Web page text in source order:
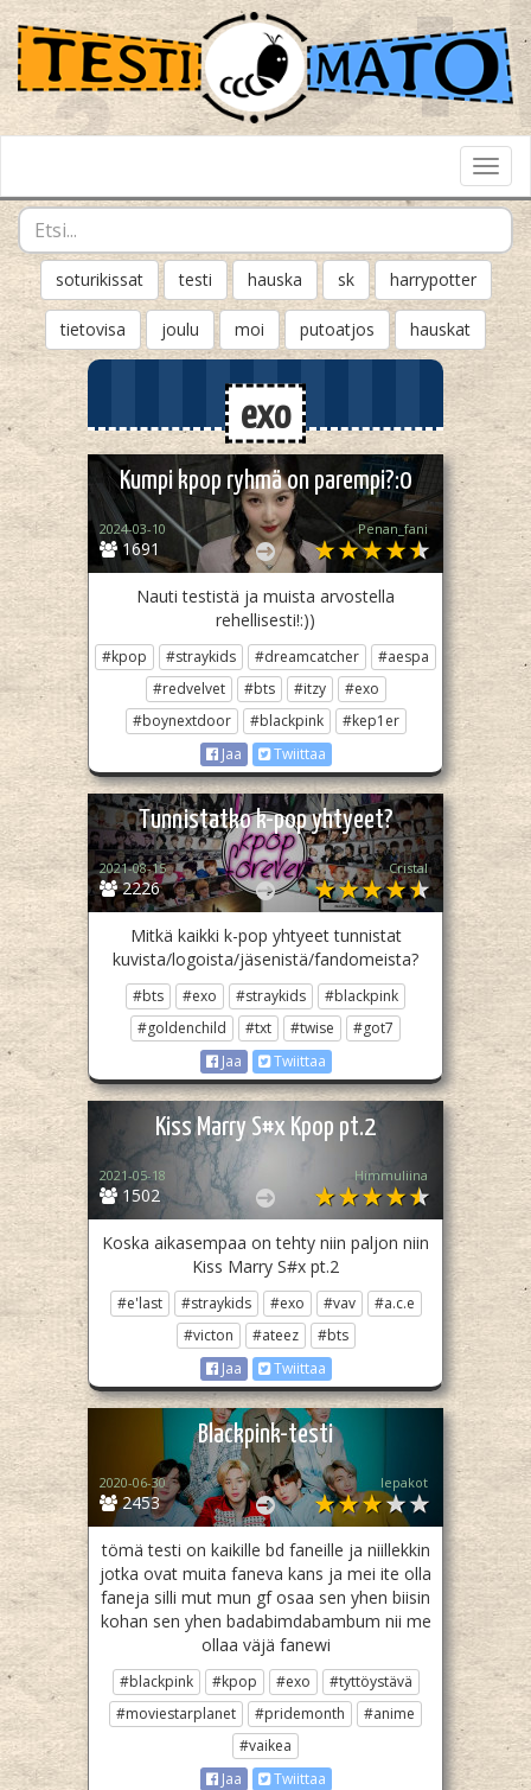
soturikissat testi hauska sk harrypotter
tietovisa joulu moi putoatjos hauskat
exo
Kumpi kpop ryhmä on parempi?:0
1691
2024-03-10 Penan_fani
Nauti testistä ja muista arvostella
rehellisesti!:))
#kpop #straykids #dreamcatcher
#aespa
#redvelvet
#bts #itzy
#exo
#boynextdoor
#blackpink
#kep1er
Jaa
Twiittaa
Tunnistatko k-pop yhtyeet?
2226
2021-08-15 Cristal
Mitkä kaikki k-pop yhtyeet tunnistat
kuvista/logoista/jäsenistä/fandomeista?
#bts #exo #straykids
#blackpink
#goldenchild
#txt #twise
#got7
Jaa
Twiittaa
Kiss Marry S#x Kpop pt.2
1502
2021-05-18 Himmuliina
Koska aikasempaa on tehty niin paljon niin
Kiss Marry S#x pt.2
#e'last #straykids #exo #vav
#a.c.e
#victon
#ateez
#bts
Jaa
Twiittaa
Blackpink-testi
2453
2020-06-30 lepakot
tömä testi on kaikille bd faneille ja niillekkin
jotka ovat muita faneva kans ja mei ite olla
faneja silli mut mun gf osaa sen yhen biisin
kohan sen yhen badabimdabambum nii me
ollaa väjä fanewi
#blackpink #kpop #exo
#tyttöystävä
#moviestarplanet
#pridemonth
#anime
#vaikea
Jaa
Twiittaa